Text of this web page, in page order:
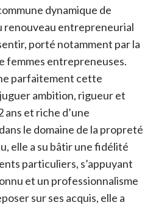
dynamique de
renouveau entrepreneurial
porté notamment par la
femmes entrepreneuses.
parfaitement cette
ambition, rigueur et
et riche d’une
le domaine de la propreté
elle a su bâtir une fidélité
particuliers, s’appuyant
et un professionnalisme
sur ses acquis, elle a